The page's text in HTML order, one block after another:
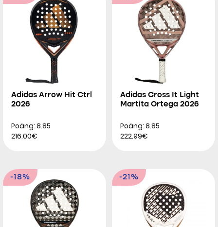
Adidas Arrow Hit Ctrl
2026
Poäng: 8.85
216.00€
Adidas Cross It Light
Martita Ortega 2026
Poäng: 8.85
222.99€
-18% -21%